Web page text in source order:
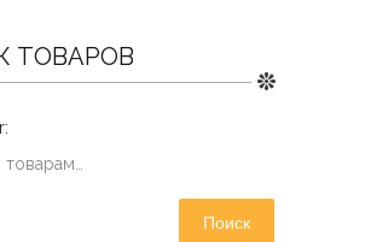
ТОВАРОВ
Поиск